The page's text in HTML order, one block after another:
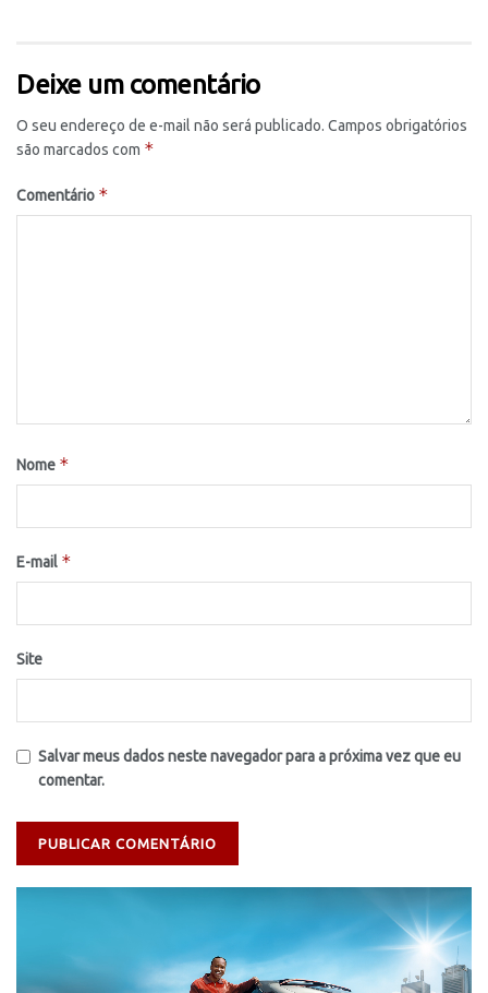
Deixe um comentário
O seu endereço de e-mail não será publicado. Campos obrigatórios
são marcados com *
Comentário *
Nome *
E-mail *
Site
Salvar meus dados neste navegador para a próxima vez que eu
comentar.